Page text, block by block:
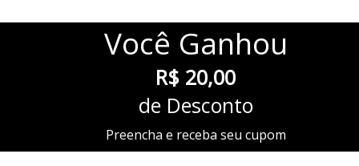
Você Ganhou
R$ 20,00
de Desconto
Preencha e receba seu cupom